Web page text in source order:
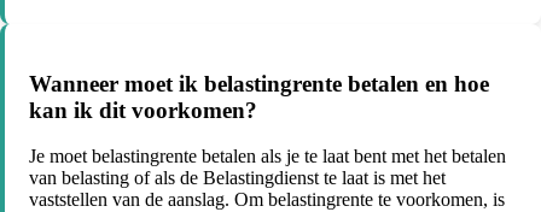
Wanneer moet ik belastingrente betalen en hoe
kan ik dit voorkomen?
Je moet belastingrente betalen als je te laat bent met het betalen
van belasting of als de Belastingdienst te laat is met het
vaststellen van de aanslag. Om belastingrente te voorkomen, is